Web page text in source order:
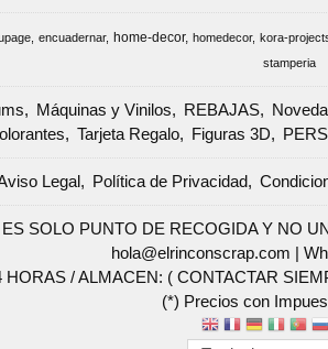
encuadernar home-decor homedecor kora-
stamperia
Máquinas y Vinilos REBAJAS
Tarjeta Regalo Figuras 3D
Legal Política de Privacidad
SOLO PUNTO DE RECOGIDA Y NO
hola@elrinconscrap.com |
HORAS / ALMACEN: ( CONTACTAR
(*) Precios con